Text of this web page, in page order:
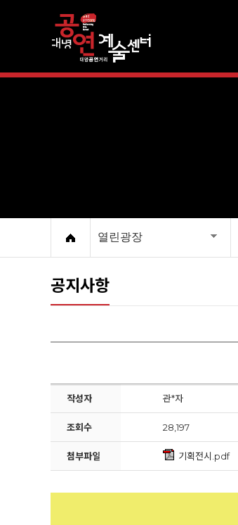
열린광장
공지사항
작성자 관*자
조회수 28,197
첨부파일 기획전시.pdf